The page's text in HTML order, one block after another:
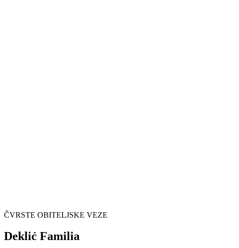
ČVRSTE OBITELJSKE VEZE
Deklić Familia